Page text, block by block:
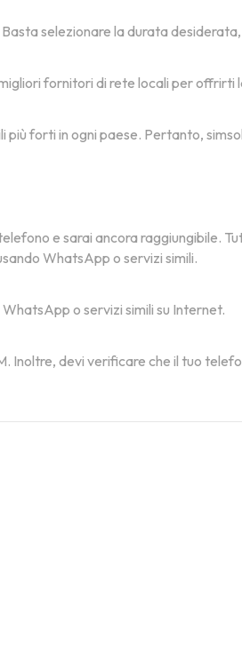
selezionare la durata
fornitori di rete locali per
forti in ogni paese. Pertanto,
e sarai ancora raggiungibile.
WhatsApp o servizi simili.
o servizi simili su Internet.
devi verificare che il tuo